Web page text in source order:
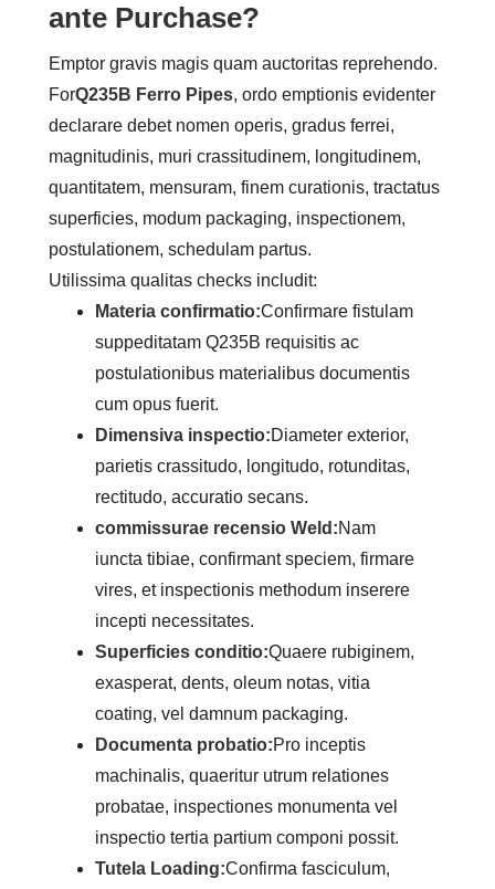
ante Purchase?
Emptor gravis magis quam auctoritas reprehendo.
ForQ235B Ferro Pipes, ordo emptionis evidenter
declarare debet nomen operis, gradus ferrei,
magnitudinis, muri crassitudinem, longitudinem,
quantitatem, mensuram, finem curationis, tractatus
superficies, modum packaging, inspectionem,
postulationem, schedulam partus.
Utilissima qualitas checks includit:
Materia confirmatio:Confirmare fistulam
suppeditatam Q235B requisitis ac
postulationibus materialibus documentis
cum opus fuerit.
Dimensiva inspectio:Diameter exterior,
parietis crassitudo, longitudo, rotunditas,
rectitudo, accuratio secans.
commissurae recensio Weld:Nam
iuncta tibiae, confirmant speciem, firmare
vires, et inspectionis methodum inserere
incepti necessitates.
Superficies conditio:Quaere rubiginem,
exasperat, dents, oleum notas, vitia
coating, vel damnum packaging.
Documenta probatio:Pro inceptis
machinalis, quaeritur utrum relationes
probatae, inspectiones monumenta vel
inspectio tertia partium componi possit.
Tutela Loading:Confirma fasciculum,